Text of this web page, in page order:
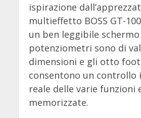
ispirazione
multieffetto BOSS GT-
un ben leggibile schermo
potenziometri sono di
dimensioni e gli otto
consentono un controllo
reale delle varie funzioni
memorizzate.